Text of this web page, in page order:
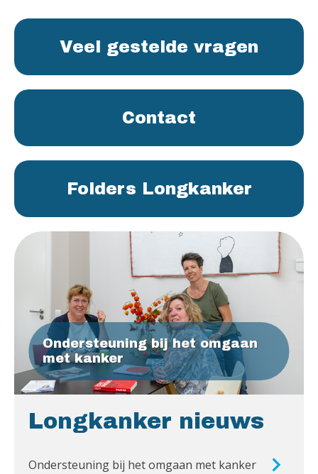
Veel gestelde vragen
Contact
Folders Longkanker
Ondersteuning bij het omgaan
met kanker
Longkanker nieuws
Ondersteuning bij het omgaan met kanker